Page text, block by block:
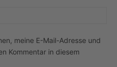
meine E-Mail-Adresse und
Kommentar in diesem